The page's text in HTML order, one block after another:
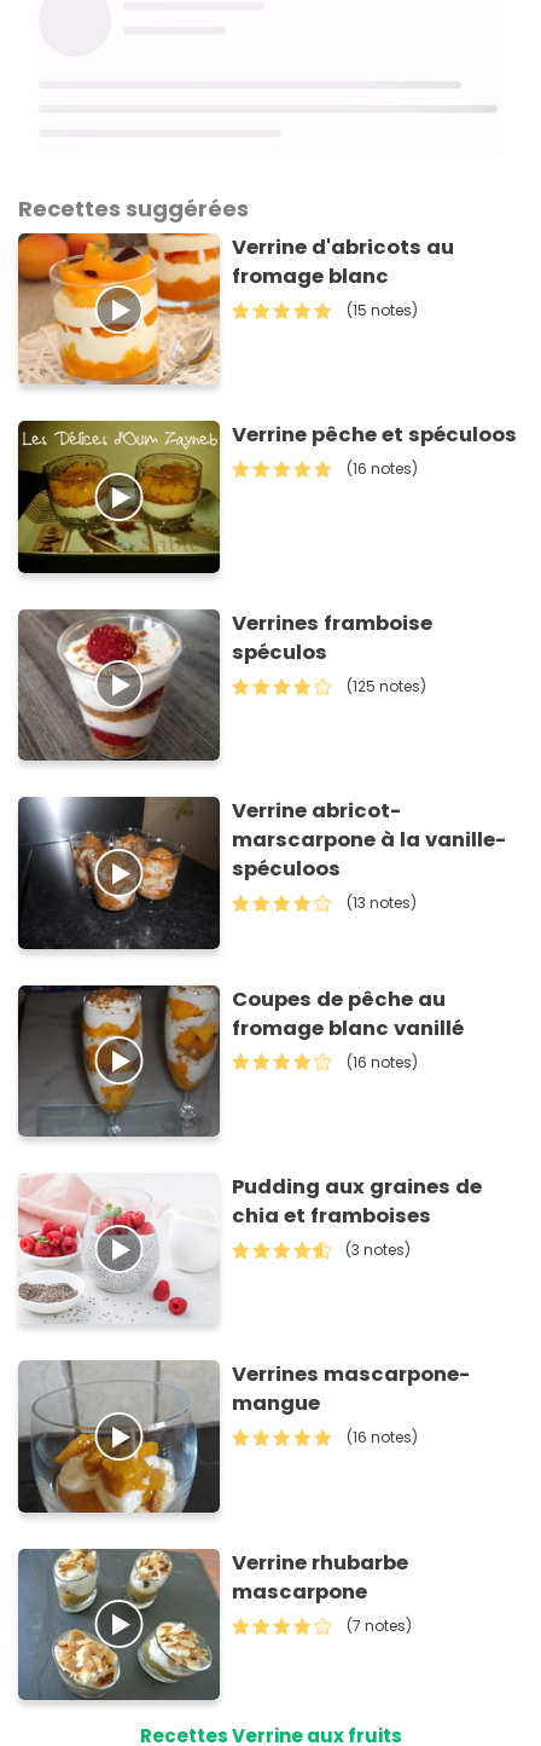
Recettes suggérées
Verrine d'abricots au
fromage blanc
(15 notes)
Verrine pêche et spéculoos
(16 notes)
Verrines framboise
spéculos
(125 notes)
Verrine abricot-
marscarpone à la vanille-
spéculoos
(13 notes)
Coupes de pêche au
fromage blanc vanillé
(16 notes)
Pudding aux graines de
chia et framboises
(3 notes)
Verrines mascarpone-
mangue
(16 notes)
Verrine rhubarbe
mascarpone
(7 notes)
Recettes Verrine aux fruits